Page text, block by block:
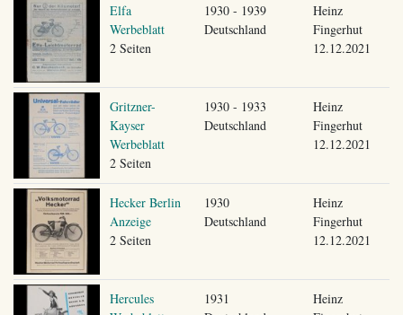
Elfa
Werbeblatt
2 Seiten
1930 - 1939
Deutschland
Heinz
Fingerhut
12.12.2021
Gritzner-
Kayser
Werbeblatt
2 Seiten
1930 - 1933
Deutschland
Heinz
Fingerhut
12.12.2021
Hecker Berlin
Anzeige
2 Seiten
1930
Deutschland
Heinz
Fingerhut
12.12.2021
Hercules
1931
Heinz